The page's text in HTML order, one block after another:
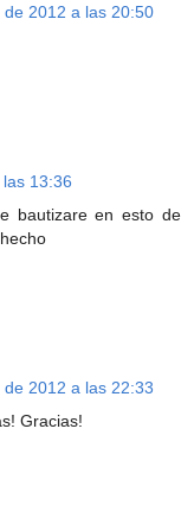
2012 a las 20:50
13:36
bautizare en esto de
2012 a las 22:33
Gracias!